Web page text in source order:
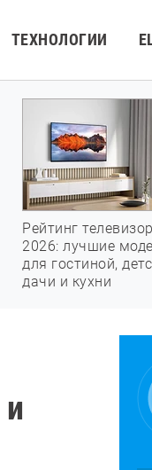
ТЕХНОЛОГИИ
Рейтинг
2026: лучшие
для гостиной,
дачи и кухни